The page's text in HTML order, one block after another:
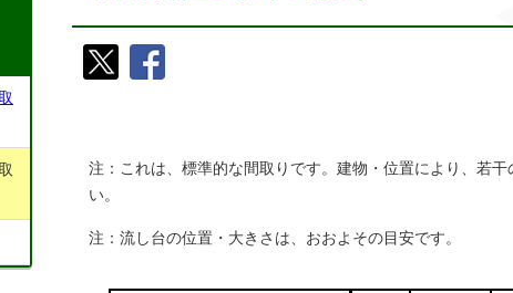
注：これは、標準的な間取りです。建物・位置により、若
い。
注：流し台の位置・大きさは、おおよその目安です。